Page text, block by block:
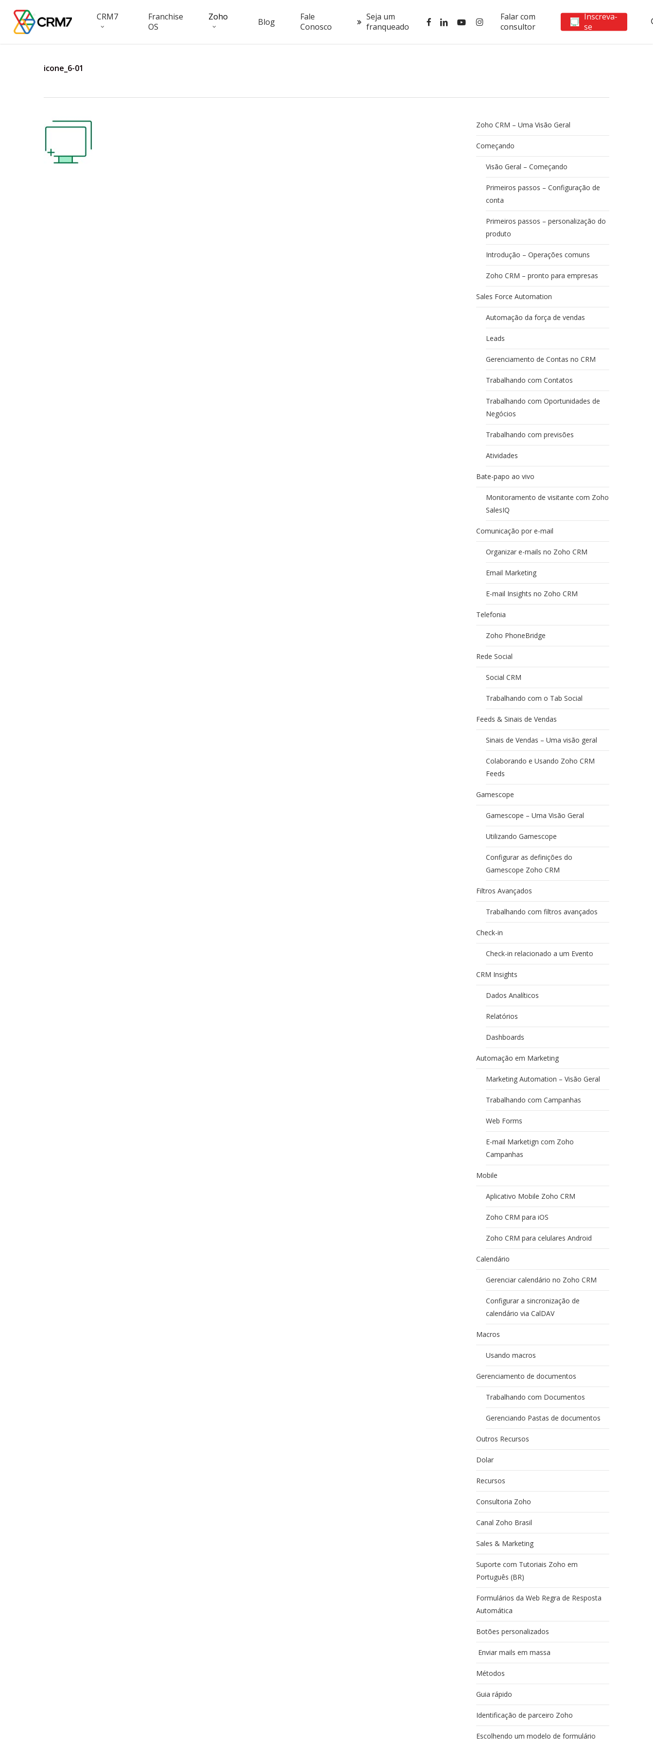
main
CRM7
Franchise
OS
Zoho Blog
Fale
Conosco
Seja um
franqueado
Falar com
consultor
Inscreva-
se
facebooklinkedinyoutubeinstagram
icone_6-01
Zoho CRM – Uma Visão Geral
Começando
Visão Geral – Começando
Primeiros passos – Configuração de
conta
Primeiros passos – personalização do
produto
Introdução – Operações comuns
Zoho CRM – pronto para empresas
Sales Force Automation
Automação da força de vendas
Leads
Gerenciamento de Contas no CRM
Trabalhando com Contatos
Trabalhando com Oportunidades de
Negócios
Trabalhando com previsões
Atividades
Bate-papo ao vivo
Monitoramento de visitante com Zoho
SalesIQ
Comunicação por e-mail
Organizar e-mails no Zoho CRM
Email Marketing
E-mail Insights no Zoho CRM
Telefonia
Zoho PhoneBridge
Rede Social
Social CRM
Trabalhando com o Tab Social
Feeds & Sinais de Vendas
Sinais de Vendas – Uma visão geral
Colaborando e Usando Zoho CRM
Feeds
Gamescope
Gamescope – Uma Visão Geral
Utilizando Gamescope
Configurar as definições do
Gamescope Zoho CRM
Filtros Avançados
Trabalhando com filtros avançados
Check-in
Check-in relacionado a um Evento
CRM Insights
Dados Analíticos
Relatórios
Dashboards
Automação em Marketing
Marketing Automation – Visão Geral
Trabalhando com Campanhas
Web Forms
E-mail Marketign com Zoho
Campanhas
Mobile
Aplicativo Mobile Zoho CRM
Zoho CRM para iOS
Zoho CRM para celulares Android
Calendário
Gerenciar calendário no Zoho CRM
Configurar a sincronização de
calendário via CalDAV
Macros
Usando macros
Gerenciamento de documentos
Trabalhando com Documentos
Gerenciando Pastas de documentos
Outros Recursos
Dolar
Recursos
Consultoria Zoho
Canal Zoho Brasil
Sales & Marketing
Suporte com Tutoriais Zoho em
Português (BR)
Formulários da Web Regra de Resposta
Automática
Botões personalizados
Enviar mails em massa
Métodos
Guia rápido
Identificação de parceiro Zoho
Escolhendo um modelo de formulário